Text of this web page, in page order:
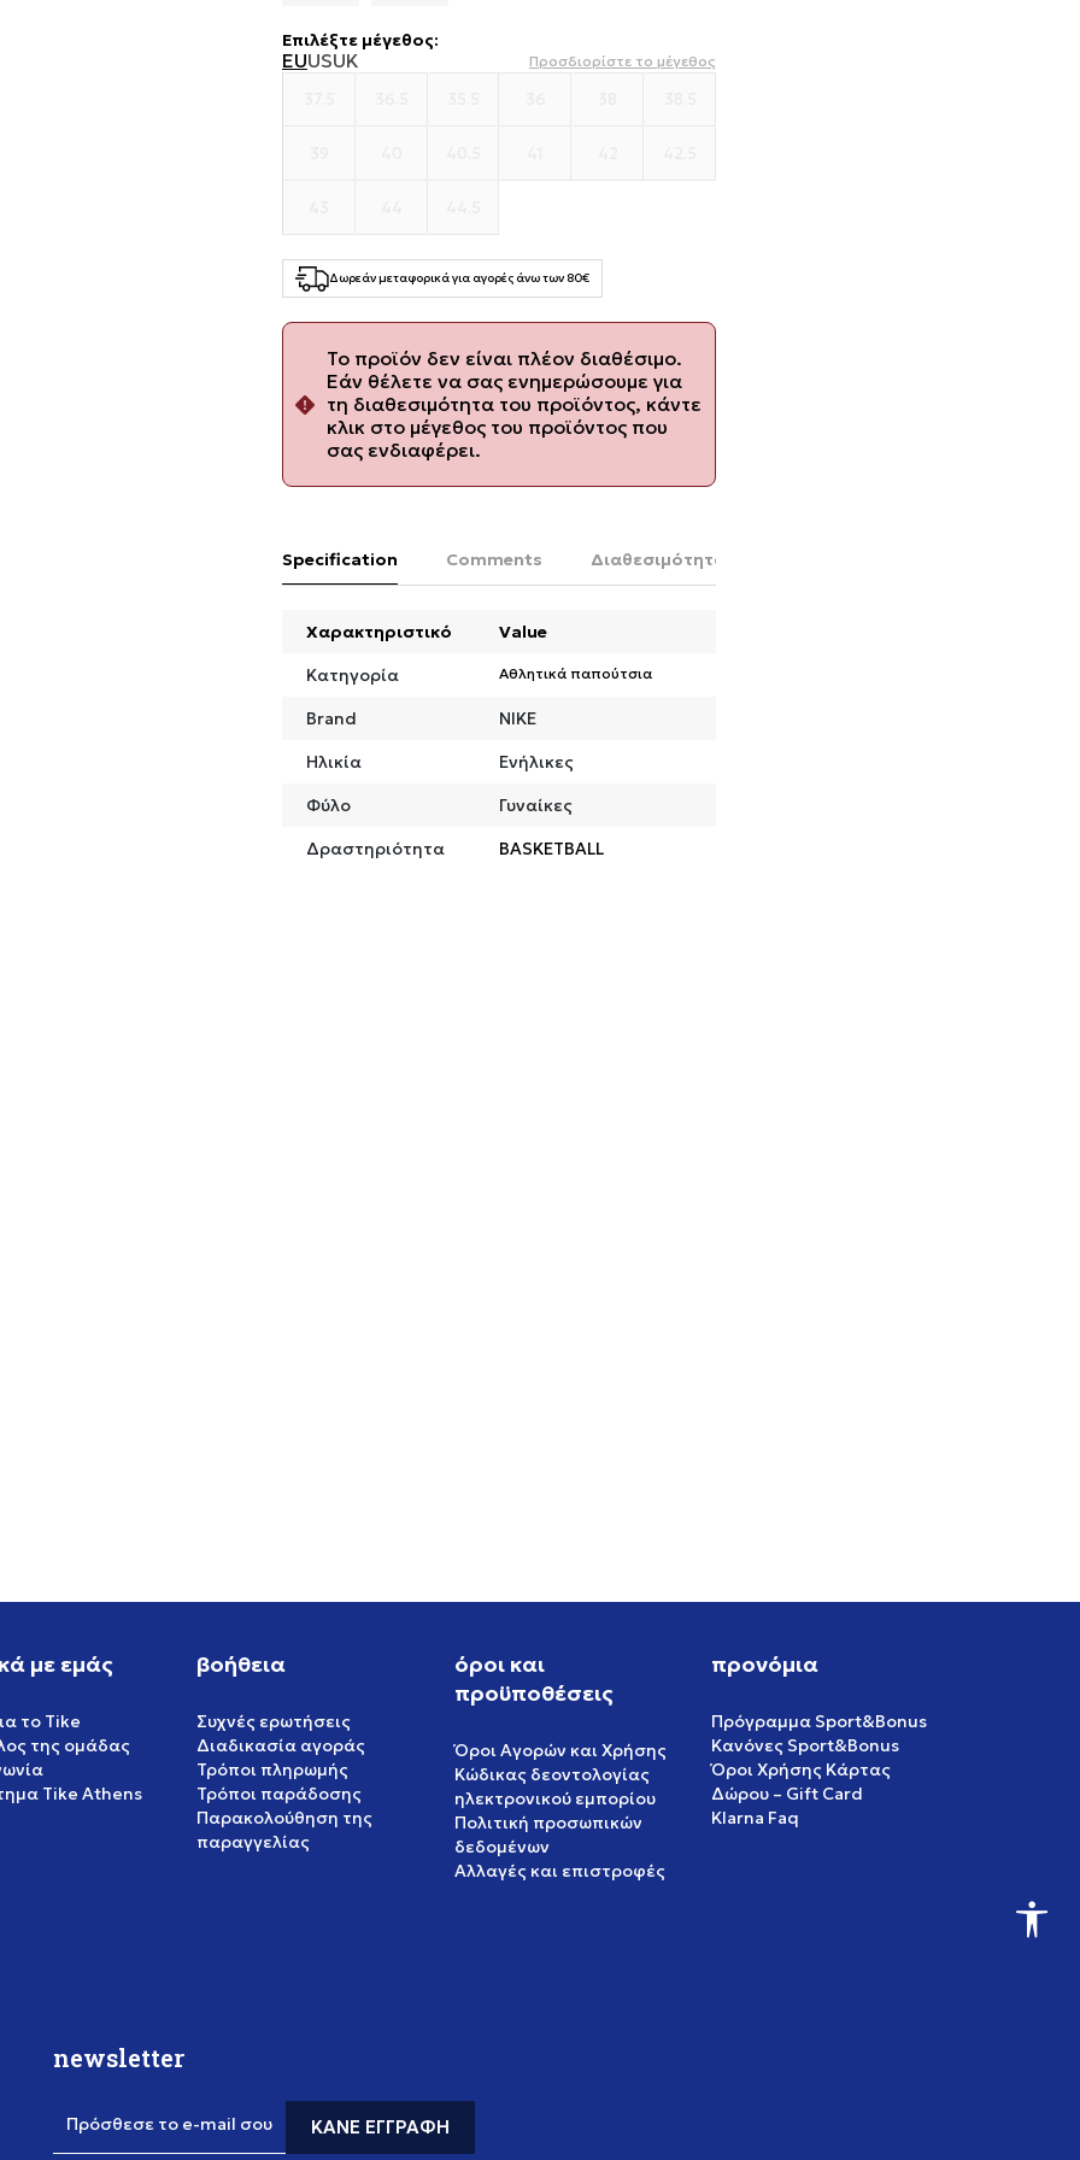
Επιλέξτε μέγεθος:
EUUSUK Προσδιορίστε το μέγεθος
Δωρεάν μεταφορικά για αγορές άνω των 80€
Το προϊόν δεν είναι πλέον διαθέσιμο.
Εάν θέλετε να σας ενημερώσουμε για
τη διαθεσιμότητα του προϊόντος, κάντε
κλικ στο μέγεθος του προϊόντος που
σας ενδιαφέρει.
Specification Comments Διαθεσιμότητα στο κατάστημα
Χαρακτηριστικό
Value
Κατηγορία
Αθλητικά παπούτσια
Brand
NIKE
Ηλικία
Ενήλικες
Φύλο
Γυναίκες
Δραστηριότητα
BASKETBALL
με εμάς
το Tike
της ομάδας
Tike Athens
βοήθεια
Συχνές ερωτήσεις
Διαδικασία αγοράς
Τρόποι πληρωμής
Τρόποι παράδοσης
Παρακολούθηση της
παραγγελίας
όροι και
προϋποθέσεις
Όροι Αγορών και Χρήσης
Κώδικας δεοντολογίας
ηλεκτρονικού εμπορίου
Πολιτική προσωπικών
δεδομένων
Αλλαγές και επιστροφές
προνόμια
Πρόγραμμα Sport&Bonus
Κανόνες Sport&Bonus
Όροι Χρήσης Κάρτας
Δώρου – Gift Card
Klarna Faq
newsletter
Πρόσθεσε το e-mail σου ΚΆΝΕ ΕΓΓΡΑΦΉ